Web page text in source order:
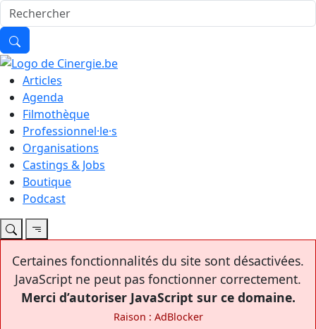
Articles
Agenda
Filmothèque
Professionnel·le·s
Organisations
Castings & Jobs
Boutique
Podcast
Certaines fonctionnalités du site sont désactivées.
JavaScript ne peut pas fonctionner correctement.
Merci d’autoriser JavaScript sur ce domaine.
Raison : AdBlocker